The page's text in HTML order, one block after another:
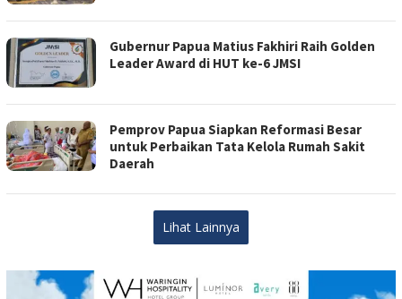
Gubernur Papua Matius Fakhiri Raih Golden
Leader Award di HUT ke-6 JMSI
Pemprov Papua Siapkan Reformasi Besar
untuk Perbaikan Tata Kelola Rumah Sakit
Daerah
Lihat Lainnya